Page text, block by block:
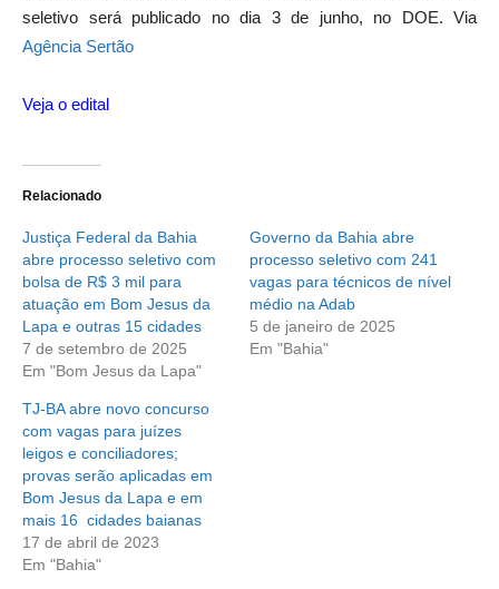
seletivo será publicado no dia 3 de junho, no DOE. Via
Agência Sertão
Veja o edital
Relacionado
Justiça Federal da Bahia
abre processo seletivo com
bolsa de R$ 3 mil para
atuação em Bom Jesus da
Lapa e outras 15 cidades
7 de setembro de 2025
Em "Bom Jesus da Lapa"
Governo da Bahia abre
processo seletivo com 241
vagas para técnicos de nível
médio na Adab
5 de janeiro de 2025
Em "Bahia"
TJ-BA abre novo concurso
com vagas para juízes
leigos e conciliadores;
provas serão aplicadas em
Bom Jesus da Lapa e em
mais 16 cidades baianas
17 de abril de 2023
Em "Bahia"